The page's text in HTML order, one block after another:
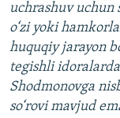
uchrashuv uchun
o‘zi yoki
huquqiy jarayon
tegishli
Shodmonovga
so‘rovi mavjud